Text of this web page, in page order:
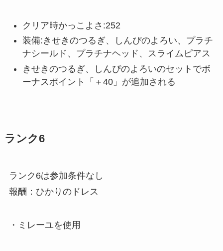
クリア時かっこよさ:252
装備:きせきのつるぎ、しんぴのよろい、プラチ
ナシールド、プラチナヘッド、スライムピアス
きせきのつるぎ、しんぴのよろいのセットでボ
ーナスポイント「＋40」が追加される
ランク6
ランク6は参加条件なし
報酬：ひかりのドレス
・ミレーユを使用